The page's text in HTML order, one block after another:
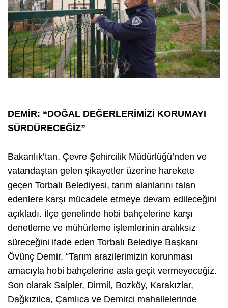
DEMİR: “DOĞAL DEĞERLERİMİZİ KORUMAYI
SÜRDÜRECEĞİZ”
Bakanlık’tan, Çevre Şehircilik Müdürlüğü’nden ve
vatandaştan gelen şikayetler üzerine harekete
geçen Torbalı Belediyesi, tarım alanlarını talan
edenlere karşı mücadele etmeye devam edileceğini
açıkladı. İlçe genelinde hobi bahçelerine karşı
denetleme ve mühürleme işlemlerinin aralıksız
süreceğini ifade eden Torbalı Belediye Başkanı
Övünç Demir, “Tarım arazilerimizin korunması
amacıyla hobi bahçelerine asla geçit vermeyeceğiz.
Son olarak Saipler, Dirmil, Bozköy, Karakızlar,
Dağkızılca, Çamlıca ve Demirci mahallelerinde